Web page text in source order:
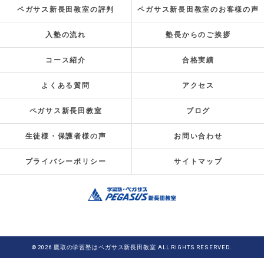
ペガサス新長田教室の評判 ペガサス新長田教室のお客様の声
入塾の流れ 塾長からのご挨拶
コース紹介 合格実績
よくある質問 アクセス
ペガサス新長田教室 ブログ
生徒様・保護者様の声 お問い合わせ
プライバシーポリシー サイトマップ
© 2026 鷹取の学習塾はペガサス新長田教室 ALL RIGHTS RESERVED.